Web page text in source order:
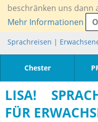
beschränken uns dann
Mehr Informationen
Sprachreisen |
Chester
LISA!
FÜR